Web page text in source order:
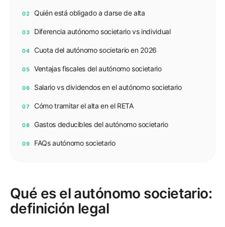
02 Quién está obligado a darse de alta
03 Diferencia autónomo societario vs individual
04 Cuota del autónomo societario en 2026
05 Ventajas fiscales del autónomo societario
06 Salario vs dividendos en el autónomo societario
07 Cómo tramitar el alta en el RETA
08 Gastos deducibles del autónomo societario
09 FAQs autónomo societario
Qué es el autónomo societario:
definición legal